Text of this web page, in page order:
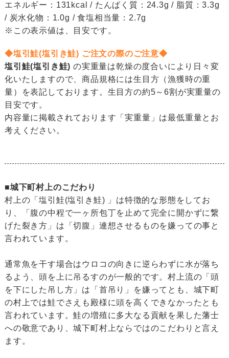
エネルギー：131kcal / たんぱく質：24.3g / 脂質：3.3g
/ 炭水化物：1.0g / 食塩相当量：2.7g
※この表示値は、目安です。
◆塩引鮭(塩引き鮭) ご注文の際のご注意◆
塩引鮭(塩引き鮭) の実重量は乾燥の度合いにより日々変
化いたしますので、商品規格には生目方（漁獲時の重
量）を表記しております。生目方の約5～6割が実重量の
目安です。
内容量に掲載されております「実重量」は最低重量とお
考えください。
■城下町村上のこだわり
村上の「塩引鮭(塩引き鮭) 」は特徴的な形態をしてお
り、「腹の中程で一ヶ所包丁を止めて完全に開かずに繋
げた裂き方」は「切腹」連想させるものを嫌っての事と
言われています。
通常魚を干す場合はウロコの向きに逆らわずに水が落ち
るよう、頭を上に吊るすのが一般的です。村上流の「頭
を下にした吊し方」は「首吊り」を嫌ってとも、城下町
の村上では鮭でさえも殿様に頭を高くできなかったとも
言われています。鮭の増殖に多大なる貢献を果した藩士
への敬意であり、城下町村上ならではのこだわりと言え
ます。